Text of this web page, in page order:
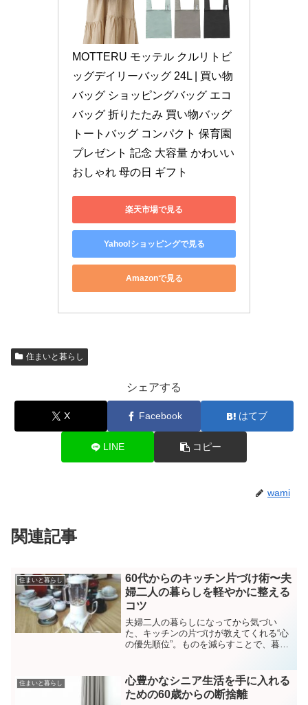
MOTTERU モッテル クルリトビ
ッグデイリーバッグ 24L | 買い物
バッグ ショッピングバッグ エコ
バッグ 折りたたみ 買い物バッグ
トートバッグ コンパクト 保育園
プレゼント 記念 大容量 かわいい
おしゃれ 母の日 ギフト
楽天市場で見る
Yahoo!ショッピングで見る
Amazonで見る
住まいと暮らし
シェアする
X Facebook はてブ
LINE コピー
wami
関連記事
住まいと暮らし
60代からのキッチン片づけ術〜夫
婦二人の暮らしを軽やかに整える
コツ
夫婦二人の暮らしになってから気づい
た、キッチンの片づけが教えてくれる“心
の優先順位”。ものを減らすことで、暮ら
住まいと暮らし
心豊かなシニア生活を手に入れる
ための60歳からの断捨離